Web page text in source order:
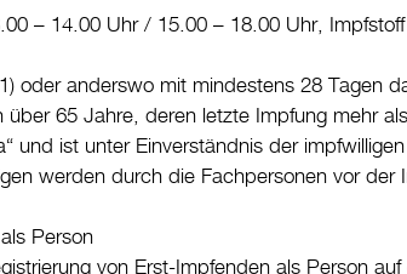
– 14.00 Uhr / 15.00 – 18.00 Uhr,
oder anderswo mit mindestens 28 Tagen
über 65 Jahre, deren letzte Impfung mehr
und ist unter Einverständnis der
werden durch die Fachpersonen vor der
Person
von Erst-Impfenden als Person